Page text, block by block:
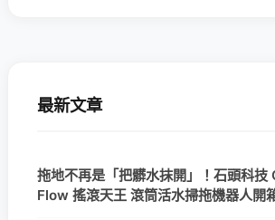
最新文章
拖地不再是「把髒水抹開」！石頭科
Flow 搖滾天王 滾筒活水掃拖機器人開